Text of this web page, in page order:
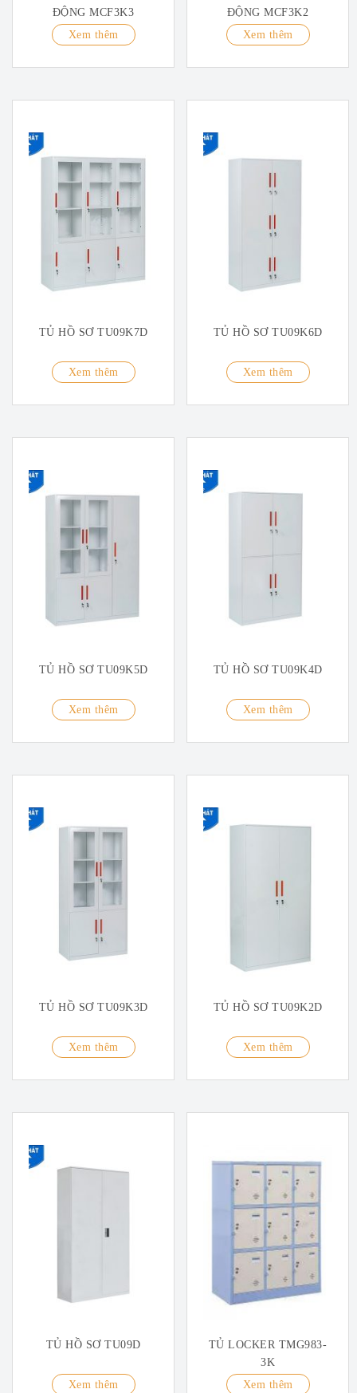
ĐỘNG MCF3K3
Xem thêm
ĐỘNG MCF3K2
Xem thêm
TỦ HỒ SƠ TU09K7D
Xem thêm
TỦ HỒ SƠ TU09K6D
Xem thêm
TỦ HỒ SƠ TU09K5D
Xem thêm
TỦ HỒ SƠ TU09K4D
Xem thêm
TỦ HỒ SƠ TU09K3D
Xem thêm
TỦ HỒ SƠ TU09K2D
Xem thêm
TỦ HỒ SƠ TU09D
Xem thêm
TỦ LOCKER TMG983-
3K
Xem thêm